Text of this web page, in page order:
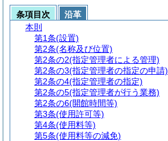
条項目次
沿革
本則
第1条(設置)
第2条(名称及び位置)
第2条の2(指定管理者による管理)
第2条の3(指定管理者の指定の申請)
第2条の4(指定管理者の指定)
第2条の5(指定管理者が行う業務)
第2条の6(開館時間等)
第3条(使用許可等)
第4条(使用料等)
第5条(使用料等の減免)